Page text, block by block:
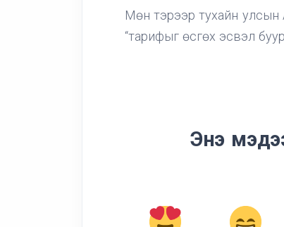
Мөн тэрээр тухайн улсын
“тарифыг өсгөх эсвэл
Энэ